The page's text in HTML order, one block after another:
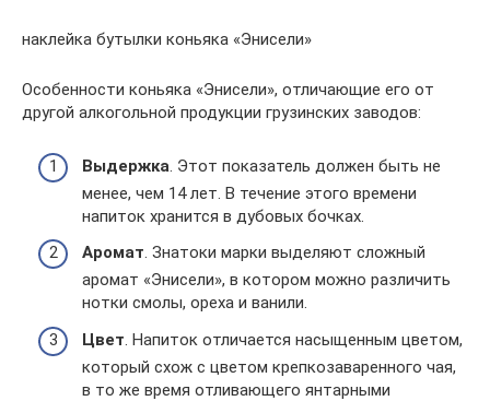
наклейка бутылки коньяка «Энисели»
Особенности коньяка «Энисели», отличающие его от
другой алкогольной продукции грузинских заводов:
Выдержка . Этот показатель должен быть не
менее, чем 14 лет. В течение этого времени
напиток хранится в дубовых бочках.
Аромат. Знатоки марки выделяют сложный
аромат «Энисели», в котором можно различить
нотки смолы, ореха и ванили.
Цвет . Напиток отличается насыщенным цветом,
который схож с цветом крепкозаваренного чая,
в то же время отливающего янтарными